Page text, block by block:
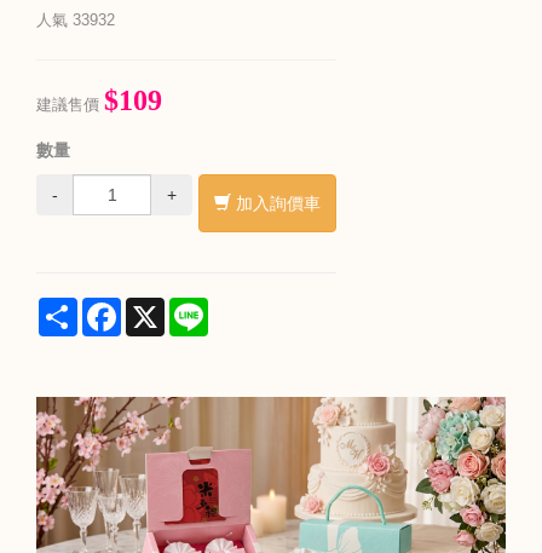
人氣 33932
建議售價 $109
數量
- + 加入詢價車
Share Facebook
X